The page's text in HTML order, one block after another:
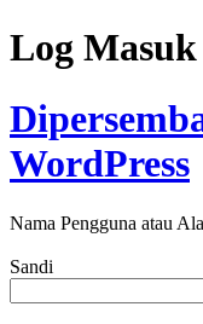
Log Masuk
WordPress
Nama Pengguna atau
Sandi